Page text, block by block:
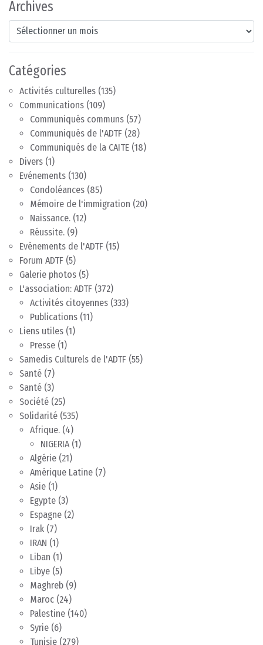
Archives
Archives
Catégories
Activités culturelles (135)
Communications (109)
Communiqués communs (57)
Communiqués de l'ADTF (28)
Communiqués de la CAITE (18)
Divers (1)
Evénements (130)
Condoléances (85)
Mémoire de l'immigration (20)
Naissance. (12)
Réussite. (9)
Evènements de l'ADTF (15)
Forum ADTF (5)
Galerie photos (5)
L'association: ADTF (372)
Activités citoyennes (333)
Publications (11)
Liens utiles (1)
Presse (1)
Samedis Culturels de l'ADTF (55)
Santé (7)
Santé (3)
Société (25)
Solidarité (535)
Afrique. (4)
NIGERIA(1)
Algérie (21)
Amérique Latine (7)
Asie (1)
Egypte (3)
Espagne (2)
Irak (7)
IRAN (1)
Liban (1)
Libye (5)
Maghreb (9)
Maroc (24)
Palestine (140)
Syrie (6)
Tunisie (279)